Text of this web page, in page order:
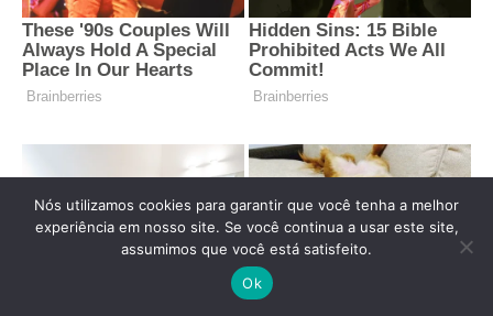
Nós utilizamos cookies para garantir que você tenha a melhor
experiência em nosso site. Se você continua a usar este site,
assumimos que você está satisfeito.
Ok